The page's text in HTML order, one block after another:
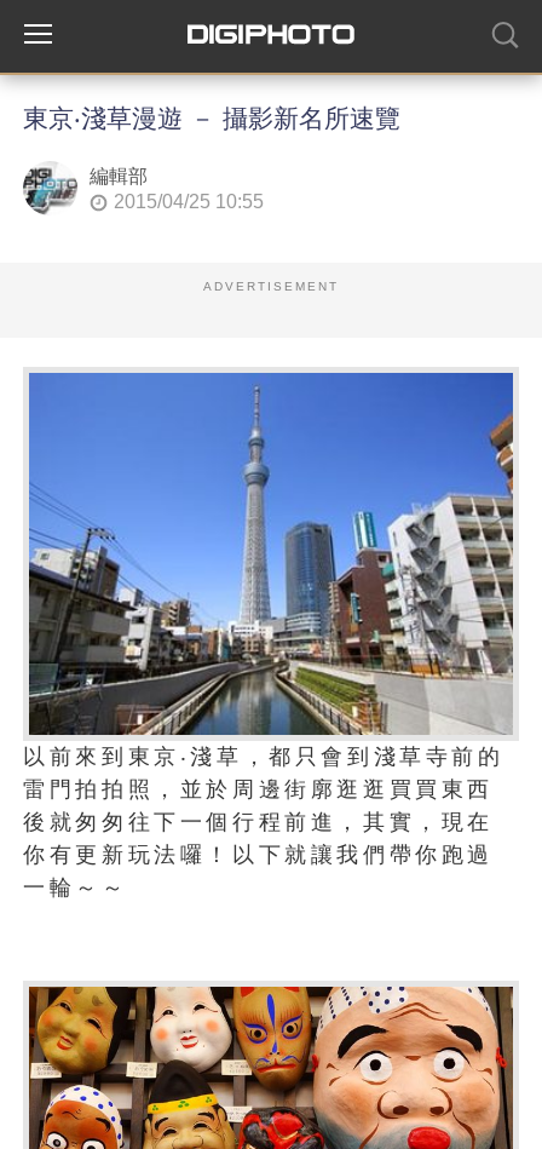
東京‧淺草漫遊 － 攝影新名所速覽
編輯部
2015/04/25 10:55
ADVERTISEMENT
以前來到東京‧淺草，都只會到淺草寺前的
雷門拍拍照，並於周邊街廓逛逛買買東西
後就匆匆往下一個行程前進，其實，現在
你有更新玩法囉！以下就讓我們帶你跑過
一輪～～